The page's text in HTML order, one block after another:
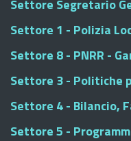
Settore Segretario
Settore 1 - Polizia
Settore 8 - PNRR -
Settore 3 - Politiche
Settore 4 - Bilancio,
Settore 5 -